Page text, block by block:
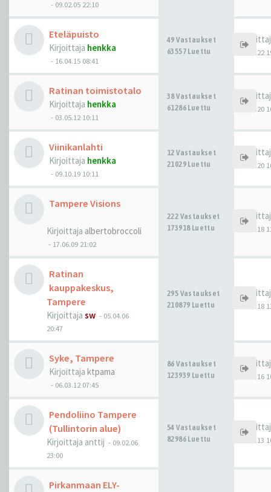
- 09.02.05 22:10
Eteläpuisto
Kirjoittaja henkka
- 16.04.15 08:41
49 Vastaukset
63557 Luettu
13.03.22
Ratinan toimistotalo
Kirjoittaja henkka
- 03.05.12 10:11
38 Vastaukset
61286 Luettu
15.06.20
Viinikanlahti
Kirjoittaja henkka
- 09.10.19 10:11
12 Vastaukset
21029 Luettu
23.04.20
Tampere Visions
Kirjoittaja albertobroccoli
- 17.06.09 21:02
222 Vastaukset
173918 Luettu
03.05.18
Ratinan
kauppakeskus,
Tampere
Kirjoittaja sw - 05.04.06
20:47
295 Vastaukset
210879 Luettu
08.02.18
Syke, Tampere
Kirjoittaja ktpama
- 06.03.12 07:45
86 Vastaukset
123939 Luettu
01.03.16
Pendoliino Tampere
(Tullintorin alue)
Kirjoittaja anttij - 09.02.06
23:00
54 Vastaukset
82986 Luettu
03.10.13
Pirkanmaan ELY-